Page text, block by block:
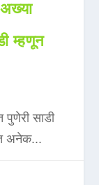
म्हणून
साडी
अनेक...